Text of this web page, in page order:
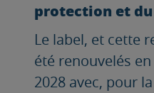
protection et
Le label, et cette
été renouvelés en
2028 avec, pour